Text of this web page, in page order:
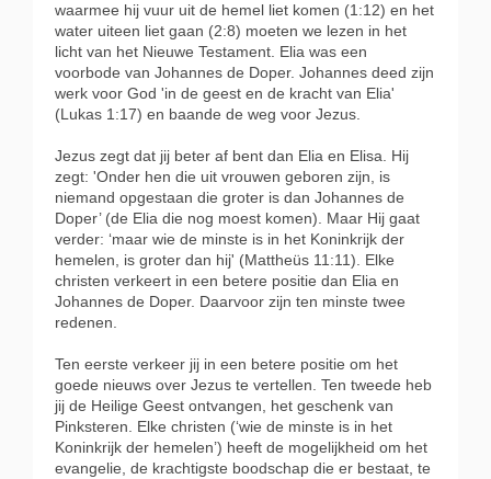
waarmee hij vuur uit de hemel liet komen (1:12) en het
water uiteen liet gaan (2:8) moeten we lezen in het
licht van het Nieuwe Testament. Elia was een
voorbode van Johannes de Doper. Johannes deed zijn
werk voor God 'in de geest en de kracht van Elia'
(Lukas 1:17) en baande de weg voor Jezus.
Jezus zegt dat jij beter af bent dan Elia en Elisa. Hij
zegt: 'Onder hen die uit vrouwen geboren zijn, is
niemand opgestaan die groter is dan Johannes de
Doper’ (de Elia die nog moest komen). Maar Hij gaat
verder: ‘maar wie de minste is in het Koninkrijk der
hemelen, is groter dan hij' (Mattheüs 11:11). Elke
christen verkeert in een betere positie dan Elia en
Johannes de Doper. Daarvoor zijn ten minste twee
redenen.
Ten eerste verkeer jij in een betere positie om het
goede nieuws over Jezus te vertellen. Ten tweede heb
jij de Heilige Geest ontvangen, het geschenk van
Pinksteren. Elke christen (‘wie de minste is in het
Koninkrijk der hemelen’) heeft de mogelijkheid om het
evangelie, de krachtigste boodschap die er bestaat, te